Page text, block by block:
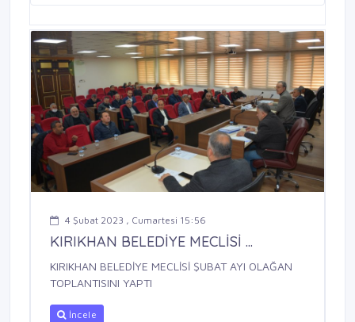
4 Şubat 2023 , Cumartesi 15:56
KIRIKHAN BELEDİYE MECLİSİ ...
KIRIKHAN BELEDİYE MECLİSİ ŞUBAT AYI OLAĞAN
TOPLANTISINI YAPTI
İncele